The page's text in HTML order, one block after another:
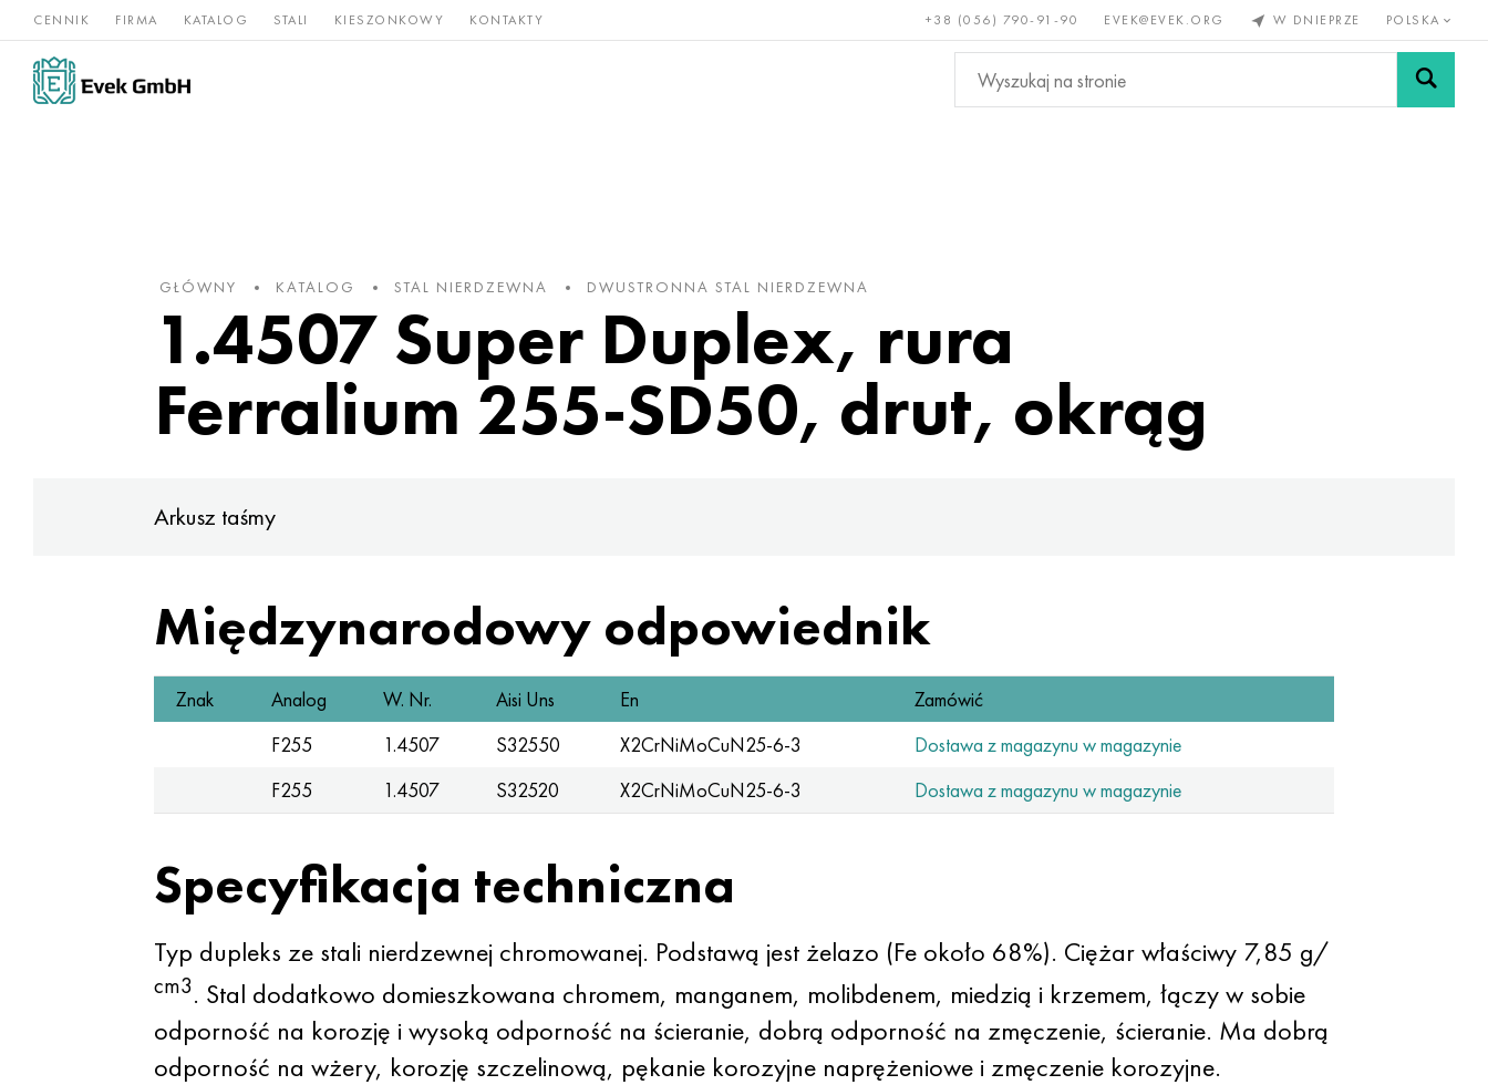
CENNIK FIRMA KATALOG STALI KIESZONKOWY KONTAKTY +38 (056) 790-91-90 EVEK@EVEK.ORG W DNIEPRZE POLSKA
Stopy
niklu
Stal Rzadkie i Brąz, miedź, Metale
nieżelazne
Stali Siatki i
GŁÓWNY KATALOG STAL NIERDZEWNA DWUSTRONNA STAL NIERDZEWNA
1.4507 Super Duplex, rura
Ferralium 255-SD50, drut, okrąg
Arkusz taśmy
Międzynarodowy odpowiednik
Znak Analog W. Nr. Aisi Uns En
Zamówić
F255
1.4507 S32550 X2CrNiMoCuN25-6-3
Dostawa z magazynu w magazynie
F255
1.4507 S32520 X2CrNiMoCuN25-6-3 Dostawa z magazynu w magazynie
Specyfikacja techniczna
Typ dupleks ze stali nierdzewnej chromowanej. Podstawą jest żelazo (Fe około 68%). Ciężar właściwy 7,85 g/
cm3. Stal dodatkowo domieszkowana chromem, manganem, molibdenem, miedzią i krzemem, łączy w sobie
odporność na korozję i wysoką odporność na ścieranie, dobrą odporność na zmęczenie, ścieranie. Ma dobrą
odporność na wżery, korozję szczelinową, pękanie korozyjne naprężeniowe i zmęczenie korozyjne.